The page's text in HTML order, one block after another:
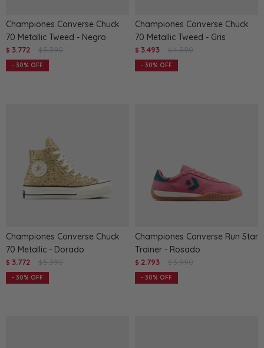
Championes Converse Chuck
70 Metallic Tweed - Negro
$ 3.772 $ 5.390
30
Championes Converse Chuck
70 Metallic Tweed - Gris
$ 3.493 $ 4.990
30
Championes Converse Chuck
70 Metallic - Dorado
$ 3.772 $ 5.390
30
Championes Converse Run Star
Trainer - Rosado
$ 2.793 $ 3.990
30